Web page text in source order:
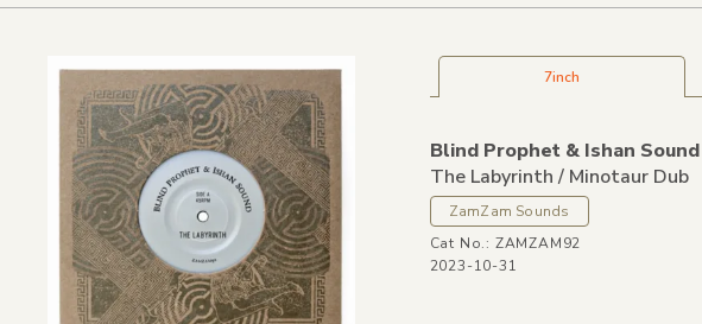
7inch
Blind Prophet &Ishan Sound
The Labyrinth /Minotaur Dub
ZamZam Sounds
Cat No.: ZAMZAM92
2023-10-31